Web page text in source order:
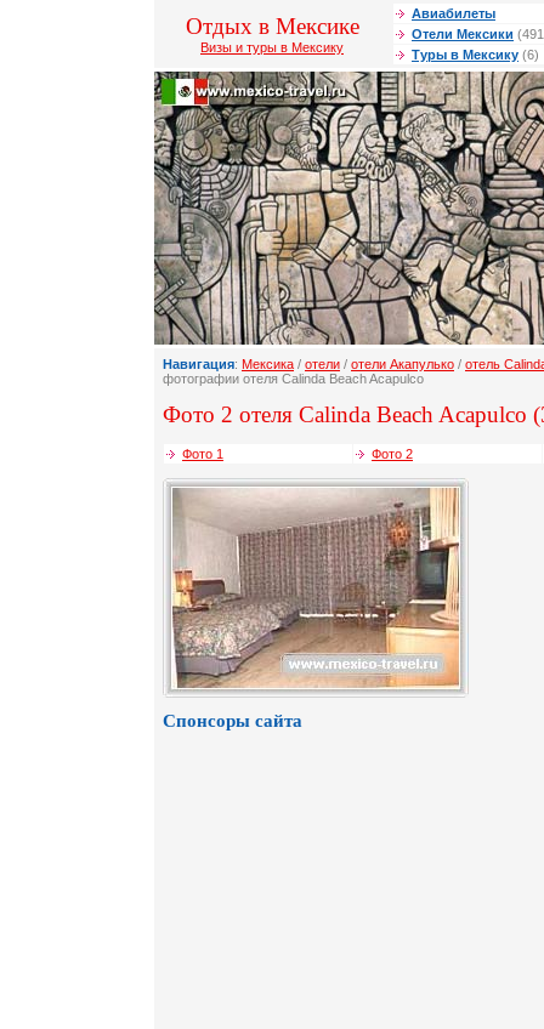
Отдых в Мексике
Визы и туры в Мексику
Авиабилеты
Отели Мексики
Туры в Мексику (6)
Навигация: Мексика / отели / отели Акапулько / отель
фотографии отеля Calinda Beach Acapulco
Фото 2 отеля Calinda Beach Acapulco
Фото 1 Фото 2
Спонсоры сайта